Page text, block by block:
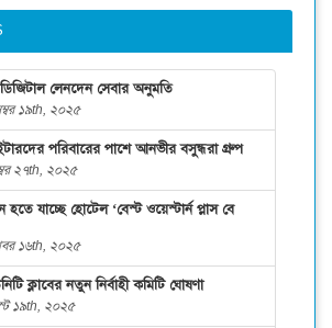
লেনদেন সেবার অনুমতি
১৯th, ২০২৫
পরিবারের পাশে আনভীর বসুন্ধরা গ্রুপ
২৭th, ২০২৫
হতে যাচ্ছে হোটেল ‘বেস্ট ওয়েস্টার্ন প্লাস বে
১৬th, ২০২৫
ক্লাবের নতুন নির্বাহী কমিটি ঘোষণা
১৯th, ২০২৫